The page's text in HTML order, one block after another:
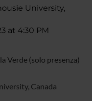
University,
at 4:30 PM
Verde (solo presenza)
Canada